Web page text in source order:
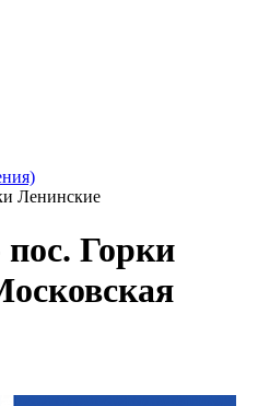
Ленинские
Горки